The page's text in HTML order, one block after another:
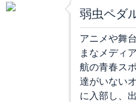
弱虫ペダ
アニメや舞
まなメディ
航の青春ス
達がいない
に入部し、